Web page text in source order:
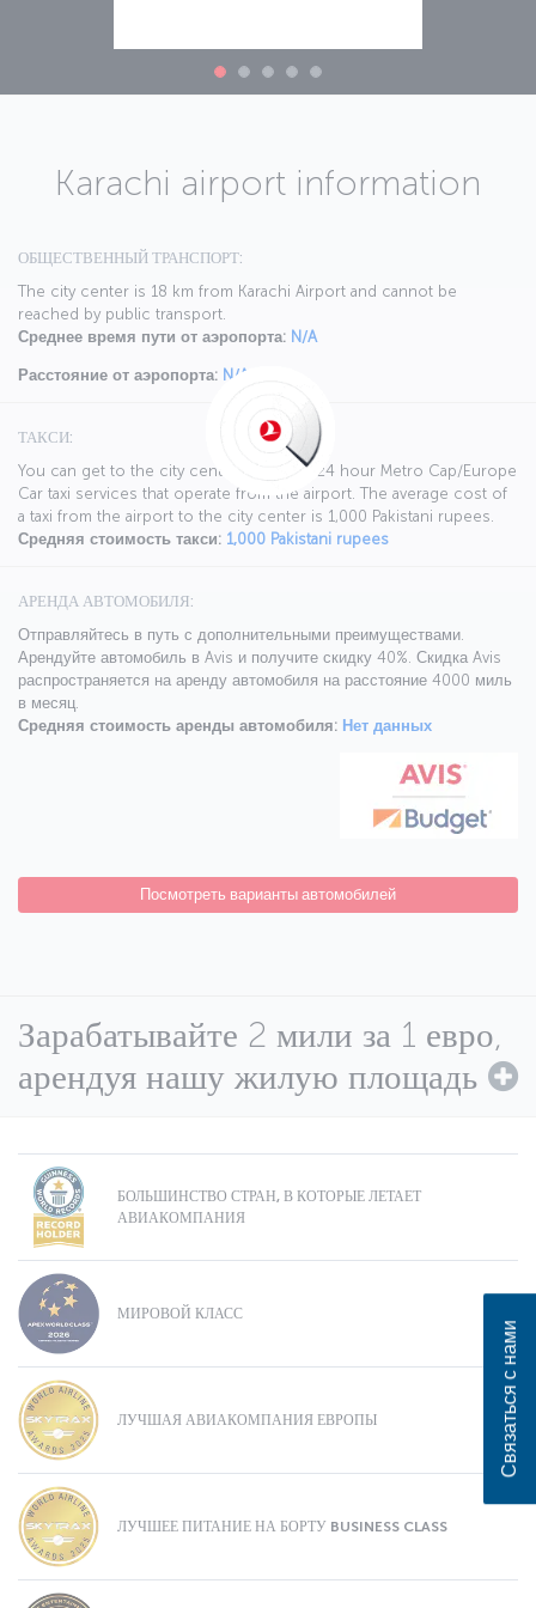
Karachi airport information
ОБЩЕСТВЕННЫЙ ТРАНСПОРТ:
The city center is 18 km from Karachi Airport and cannot be
reached by public transport.
Среднее время пути от аэропорта: N/A
Расстояние от аэропорта: N/A
ТАКСИ:
You can get to the city center using the 24 hour Metro Cap/Europe
Car taxi services that operate from the airport. The average cost of
a taxi from the airport to the city center is 1,000 Pakistani rupees.
Средняя стоимость такси: 1,000 Pakistani rupees
АРЕНДА АВТОМОБИЛЯ:
Отправляйтесь в путь с дополнительными преимуществами.
Арендуйте автомобиль в Avis и получите скидку 40%. Скидка Avis
распространяется на аренду автомобиля на расстояние 4000 миль
в месяц.
Средняя стоимость аренды автомобиля: Нет данных
Посмотреть варианты автомобилей
Зарабатывайте 2 мили за 1 евро,
арендуя нашу жилую площадь
БОЛЬШИНСТВО СТРАН, В КОТОРЫЕ ЛЕТАЕТ
АВИАКОМПАНИЯ
МИРОВОЙ КЛАСС
ЛУЧШАЯ АВИАКОМПАНИЯ ЕВРОПЫ
ЛУЧШЕЕ ПИТАНИЕ НА БОРТУ BUSINESS CLASS
Связаться с нами